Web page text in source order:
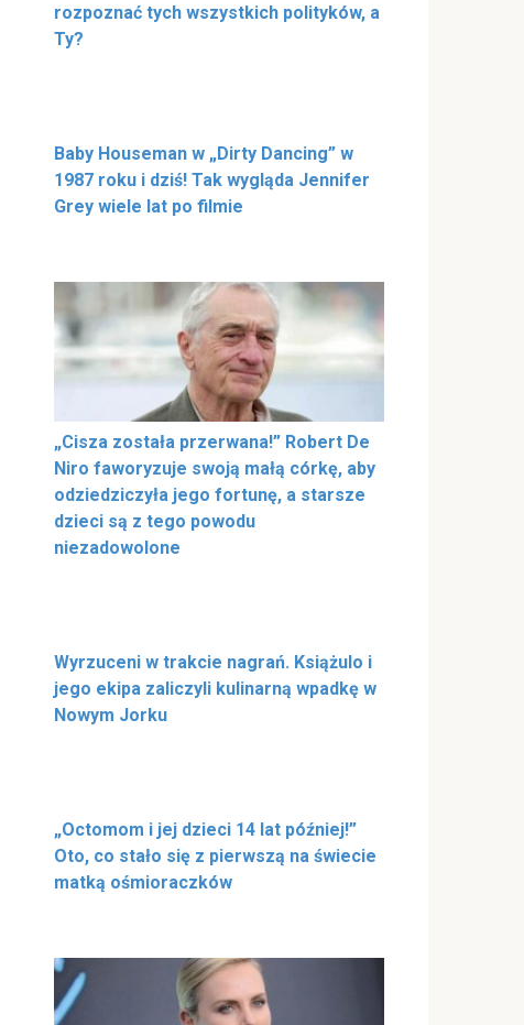
rozpoznać tych wszystkich polityków, a
Ty?
Baby Houseman w „Dirty Dancing” w
1987 roku i dziś! Tak wygląda Jennifer
Grey wiele lat po filmie
„Cisza została przerwana!” Robert De
Niro faworyzuje swoją małą córkę, aby
odziedziczyła jego fortunę, a starsze
dzieci są z tego powodu
niezadowolone
Wyrzuceni w trakcie nagrań. Książulo i
jego ekipa zaliczyli kulinarną wpadkę w
Nowym Jorku
„Octomom i jej dzieci 14 lat później!”
Oto, co stało się z pierwszą na świecie
matką ośmioraczków